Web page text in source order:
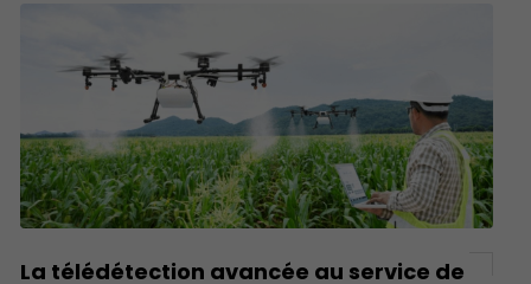
La télédétection avancée au service de